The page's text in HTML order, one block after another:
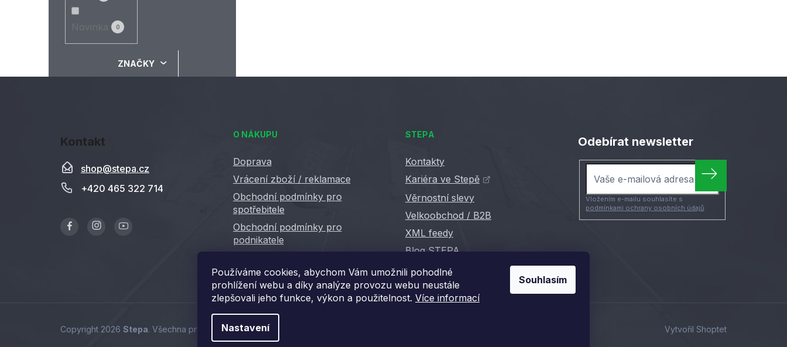
Používáme cookies, abychom Vám umožnili pohodlné
prohlížení webu a díky analýze provozu webu neustále
zlepšovali jeho funkce, výkon a použitelnost. Více informací
Nastavení
Souhlasím
0
ZNAČKY
Kontakt
shop@stepa.cz
+420 465 322 714
O NÁKUPU
Doprava
Vrácení zboží / reklamace
Obchodní podmínky pro
spotřebitele
Obchodní podmínky pro
podnikatele
STEPA
Kontakty
Kariéra ve Stepě
Věrnostní slevy
Velkoobchod / B2B
XML feedy
Blog STEPA
Odebírat newsletter
Vložením e-mailu souhlasíte s
podmínkami ochrany osobních údajů
Vytvořil Shoptet
Copyright 2026 Stepa. Všechna práva vyhrazena.